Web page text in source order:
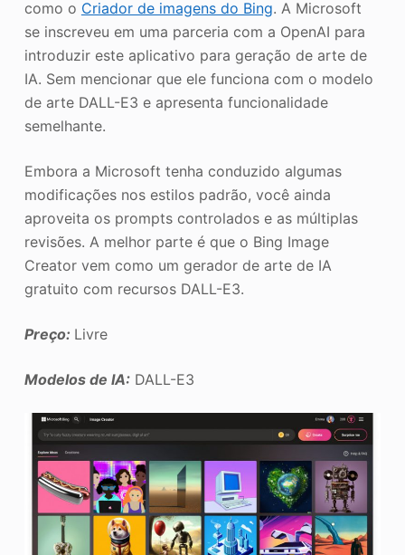
como o Criador de imagens do Bing. A Microsoft
se inscreveu em uma parceria com a OpenAI para
introduzir este aplicativo para geração de arte de
IA. Sem mencionar que ele funciona com o modelo
de arte DALL-E3 e apresenta funcionalidade
semelhante.
Embora a Microsoft tenha conduzido algumas
modificações nos estilos padrão, você ainda
aproveita os prompts controlados e as múltiplas
revisões. A melhor parte é que o Bing Image
Creator vem como um gerador de arte de IA
gratuito com recursos DALL-E3.
Preço: Livre
Modelos de IA:DALL-E3